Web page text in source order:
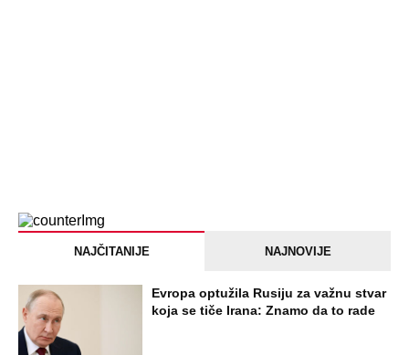
NAJČITANIJE NAJNOVIJE
Evropa optužila Rusiju za važnu stvar
koja se tiče Irana: Znamo da to rade